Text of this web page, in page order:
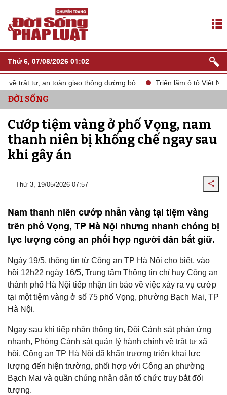
Thứ 6, 07/08/2026 01:02
trật tự, an toàn giao thông đường bộ Triển lãm ô tô Việt Nam
ĐỜI SỐNG
Cướp tiệm vàng ở phố Vọng, nam
thanh niên bị khống chế ngay sau
khi gây án
Thứ 3, 19/05/2026 07:57
Nam thanh niên cướp nhẫn vàng tại tiệm vàng
trên phố Vọng, TP Hà Nội nhưng nhanh chóng bị
lực lượng công an phối hợp người dân bắt giữ.
Ngày 19/5, thông tin từ Công an TP Hà Nội cho biết, vào
hồi 12h22 ngày 16/5, Trung tâm Thông tin chỉ huy Công an
thành phố Hà Nội tiếp nhận tin báo về việc xảy ra vụ cướp
tại một tiệm vàng ở số 75 phố Vọng, phường Bạch Mai, TP
Hà Nội.
Ngay sau khi tiếp nhận thông tin, Đội Cảnh sát phản ứng
nhanh, Phòng Cảnh sát quản lý hành chính về trật tự xã
hội, Công an TP Hà Nội đã khẩn trương triển khai lực
lượng đến hiện trường, phối hợp với Công an phường
Bạch Mai và quần chúng nhân dân tổ chức truy bắt đối
tượng.